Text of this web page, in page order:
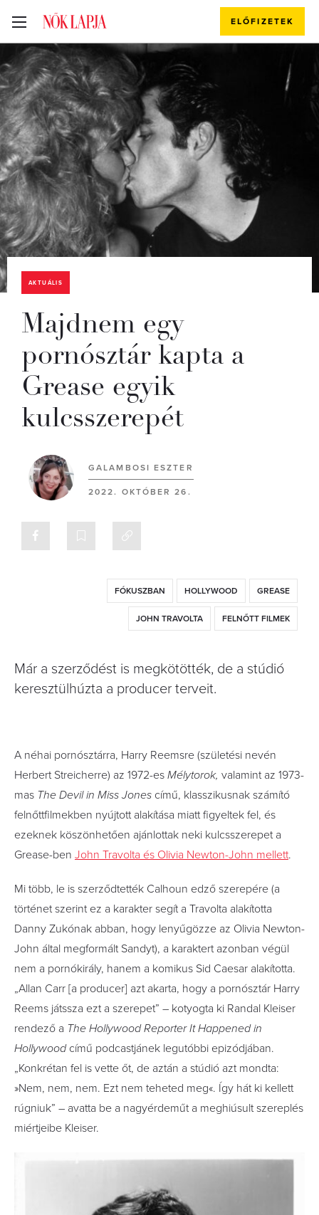
ELŐFIZETEK
AKTUÁLIS
Majdnem egy
pornósztár kapta a
Grease egyik
kulcsszerepét
GALAMBOSI ESZTER
2022. OKTÓBER 26.
FÓKUSZBAN HOLLYWOOD GREASE
JOHN TRAVOLTA FELNŐTT FILMEK
Már a szerződést is megkötötték, de a stúdió
keresztülhúzta a producer terveit.
A néhai pornósztárra, Harry Reemsre (születési nevén
Herbert Streicherre) az 1972-es Mélytorok, valamint az 1973-
mas The Devil in Miss Jones című, klasszikusnak számító
felnőttfilmekben nyújtott alakítása miatt figyeltek fel, és
ezeknek köszönhetően ajánlottak neki kulcsszerepet a
Grease-ben John Travolta és Olivia Newton-John mellett.
Mi több, le is szerződtették Calhoun edző szerepére (a
történet szerint ez a karakter segít a Travolta alakította
Danny Zukónak abban, hogy lenyűgözze az Olivia Newton-
John által megformált Sandyt), a karaktert azonban végül
nem a pornókirály, hanem a komikus Sid Caesar alakította.
„Allan Carr [a producer] azt akarta, hogy a pornósztár Harry
Reems játssza ezt a szerepet” – kotyogta ki Randal Kleiser
rendező a The Hollywood Reporter It Happened in
Hollywoodcímű podcastjánek legutóbbi epizódjában.
„Konkrétan fel is vette őt, de aztán a stúdió azt mondta:
»Nem, nem, nem. Ezt nem teheted meg«. Így hát ki kellett
rúgniuk” – avatta be a nagyérdeműt a meghiúsult szereplés
miértjeibe Kleiser.